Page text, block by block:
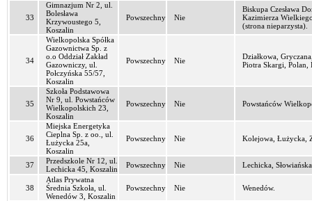
33
Gimnazjum Nr 2, ul.
Bolesława
Krzywoustego 5,
Koszalin
Powszechny Nie
Biskupa Czesława
Kazimierza
(strona nieparzysta).
34
Wielkopolska Spółka
Gazownictwa Sp. z
o.o Oddział Zakład
Gazowniczy, ul.
Połczyńska 55/57,
Koszalin
Powszechny Nie
Działkowa,
Piotra Skargi, Polan,
35
Szkoła Podstawowa
Nr 9, ul. Powstańców
Wielkopolskich 23,
Koszalin
Powszechny Nie Powstańców
36
Miejska Energetyka
Cieplna Sp. z oo., ul.
Łużycka 25a,
Koszalin
Powszechny Nie Kolejowa, Łużycka,
37
Przedszkole Nr 12, ul.
Lechicka 45, Koszalin
Powszechny Nie Lechicka,
38
Atlas Prywatna
Średnia Szkoła, ul.
Wenedów 3, Koszalin
Powszechny Nie Wenedów.